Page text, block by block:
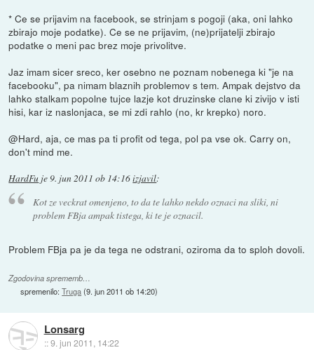
* Ce se prijavim na facebook, se strinjam s pogoji (aka, oni lahko
zbirajo moje podatke). Ce se ne prijavim, (ne)prijatelji zbirajo
podatke o meni pac brez moje privolitve.
Jaz imam sicer sreco, ker osebno ne poznam nobenega ki "je na
facebooku", pa nimam blaznih problemov s tem. Ampak dejstvo da
lahko stalkam popolne tujce lazje kot druzinske clane ki zivijo v isti
hisi, kar iz naslonjaca, se mi zdi rahlo (no, kr krepko) noro.
@Hard, aja, ce mas pa ti profit od tega, pol pa vse ok. Carry on,
don't mind me.
HardFu je9. jun 2011 ob 14:16izjavil:
Kot ze veckrat omenjeno, to da te lahko nekdo oznaci na sliki, ni
problem FBja ampak tistega, ki te je oznacil.
Problem FBja pa je da tega ne odstrani, oziroma da to sploh dovoli.
Zgodovina sprememb…
spremenilo:Truga(9. jun 2011 ob 14:20)
Lonsarg
::9. jun 2011, 14:22